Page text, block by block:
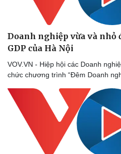
Doanh nghiệp vừa và nhỏ
GDP của Hà Nội
VOV.VN - Hiệp hội các Doanh
chức chương trình “Đêm Doanh